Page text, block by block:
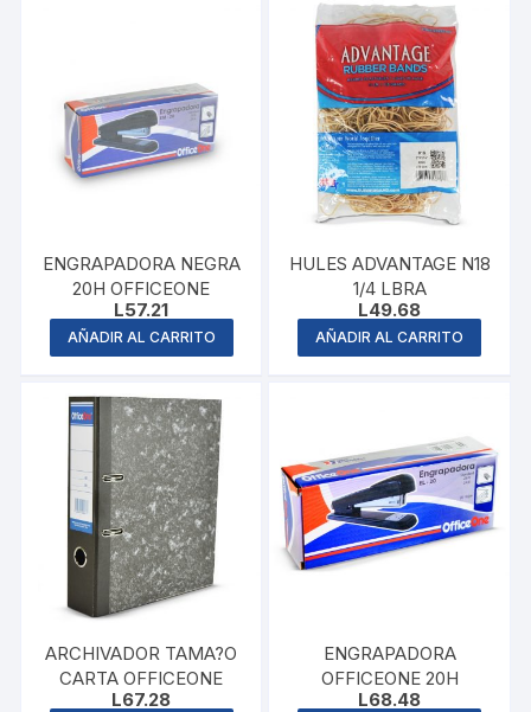
ENGRAPADORA NEGRA
20H OFFICEONE
L57.21
AÑADIR AL CARRITO
HULES ADVANTAGE N18
1/4 LBRA
L49.68
AÑADIR AL CARRITO
ARCHIVADOR TAMA?O
CARTA OFFICEONE
L67.28
ENGRAPADORA
OFFICEONE 20H
L68.48